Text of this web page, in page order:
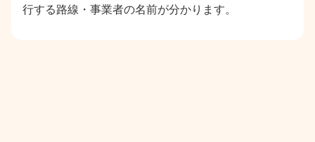
行する路線・事業者の名前が分かります。